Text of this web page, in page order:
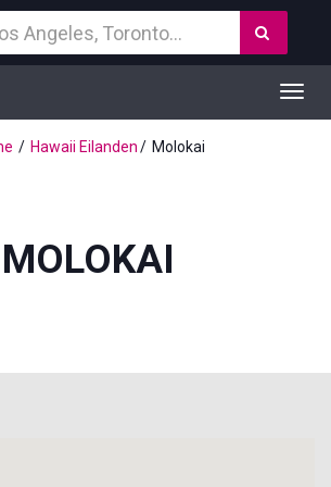
Hawaii Eilanden Molokai
MOLOKAI